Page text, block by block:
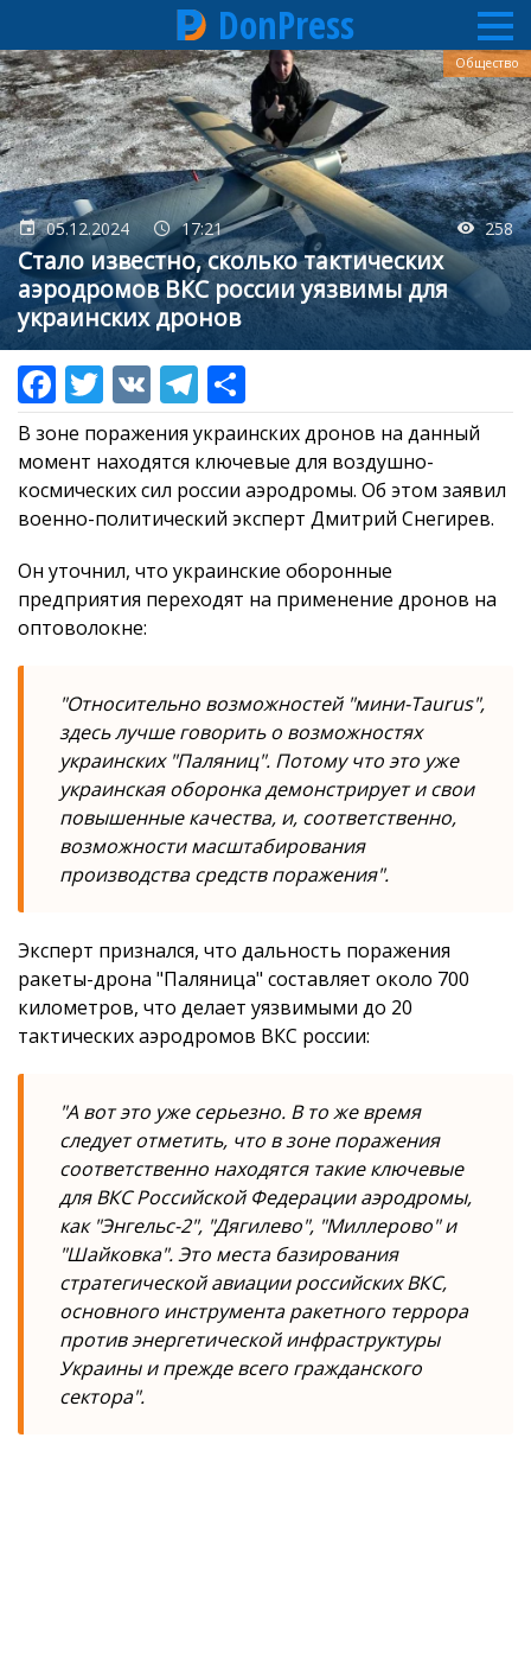
Перейти
к
основному
содержанию
DonPress
05.12.2024 17:21 258
Стало известно, сколько тактических
аэродромов ВКС россии уязвимы для
украинских дронов
Общество
В зоне поражения украинских дронов на данный
момент находятся ключевые для воздушно-
космических сил россии аэродромы. Об этом заявил
военно-политический эксперт Дмитрий Снегирев.
Он уточнил, что украинские оборонные
предприятия переходят на применение дронов на
оптоволокне:
"Относительно возможностей "мини-Taurus",
здесь лучше говорить о возможностях
украинских "Паляниц". Потому что это уже
украинская оборонка демонстрирует и свои
повышенные качества, и, соответственно,
возможности масштабирования
производства средств поражения".
Эксперт признался, что дальность поражения
ракеты-дрона "Паляница" составляет около 700
километров, что делает уязвимыми до 20
тактических аэродромов ВКС россии:
"А вот это уже серьезно. В то же время
следует отметить, что в зоне поражения
соответственно находятся такие ключевые
для ВКС Российской Федерации аэродромы,
как "Энгельс-2", "Дягилево", "Миллерово" и
"Шайковка". Это места базирования
стратегической авиации российских ВКС,
основного инструмента ракетного террора
против энергетической инфраструктуры
Украины и прежде всего гражданского
сектора".